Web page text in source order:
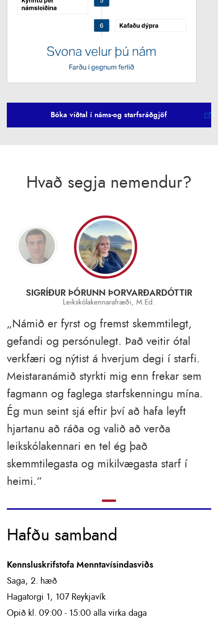
Bóka viðtal í náms-og starfsráðgjöf
Hvað segja nemendur?
SIGRÍÐUR ÞÓRUNN ÞORVARÐARDÓTTIR
Leikskólakennarafræði, M.Ed.
Námið er fyrst og fremst skemmtilegt,
gefandi og persónulegt. Það veitir ótal
verkfæri og nýtist á hverjum degi í starfi.
Meistaranámið styrkti mig enn frekar sem
fagmann og faglega starfskenningu mína.
Ég mun seint sjá eftir því að hafa leyft
hjartanu að ráða og valið að verða
leikskólakennari en tel ég það
skemmtilegasta og mikilvægasta starf í
heimi.
—
Hafðu samband
Kennsluskrifstofa Menntavísindasviðs
Saga, 2. hæð
Hagatorgi 1, 107 Reykjavík
Opið kl. 09:00 - 15:00 alla virka daga